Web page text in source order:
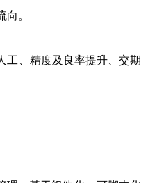
。
、精度及良率提升、交